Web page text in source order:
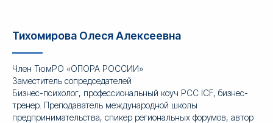
Тихомирова Олеся Алексеевна
Член ТюмРО «ОПОРА РОССИИ»
Заместитель сопредседателей
Бизнес-психолог, профессиональный коуч PCC ICF, бизнес-
тренер. Преподаватель международной школы
предпринимательства, спикер региональных форумов, автор